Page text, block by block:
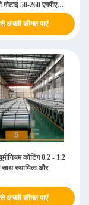
मोटाई 50-260 एमपीए
अच्छी कीमत पाएं
कोटिंग 0.2 - 1.2
साथ स्थायित्व और
अच्छी कीमत पाएं